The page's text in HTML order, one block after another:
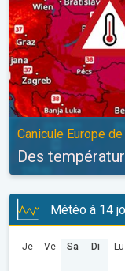
Canicule Europe
Des
Météo à 14
Je Ve Sa Di Lu